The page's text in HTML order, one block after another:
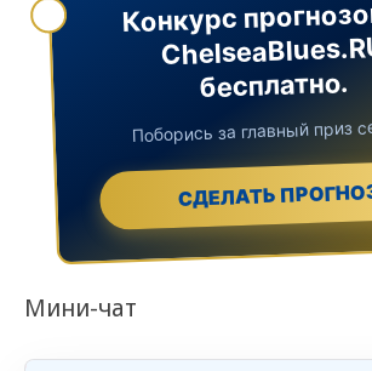
Конкурс
бесплатно.
Поборись за главный приз
СДЕЛАТЬ
Мини-чат